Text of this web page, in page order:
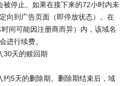
停止。如果在接下来的72小时内未
向到广告页面（即停放状态）。在
间可能因注册商而异）内，该域名
进行续费。
30天的赎回期
5天的删除期。删除期结束后，域